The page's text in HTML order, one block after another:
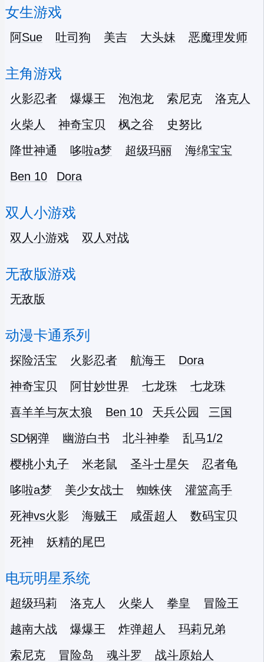
女生游戏
阿Sue 吐司狗 美吉 大头妹 恶魔理发师
主角游戏
火影忍者 爆爆王 泡泡龙 索尼克
洛克人
火柴人
神奇宝贝 枫之谷
史努比
降世神通
哆啦a梦 超级玛丽
海绵宝宝
Ben 10
Dora
双人小游戏
双人小游戏 双人对战
无敌版游戏
无敌版
动漫卡通系列
探险活宝 火影忍者 航海王
Dora
神奇宝贝
阿甘妙世界 七龙珠
七龙珠
喜羊羊与灰太狼
Ben 10 天兵公园
三国
SD钢弹
幽游白书 北斗神拳
乱马1/2
樱桃小丸子
米老鼠 圣斗士星矢
忍者龟
哆啦a梦
美少女战士 蜘蛛侠
灌篮高手
死神vs火影
海贼王 咸蛋超人
数码宝贝
死神
妖精的尾巴
电玩明星系统
超级玛莉 洛克人 火柴人 拳皇
冒险王
越南大战
爆爆王 炸弹超人
玛莉兄弟
索尼克
冒险岛 魂斗罗
战斗原始人